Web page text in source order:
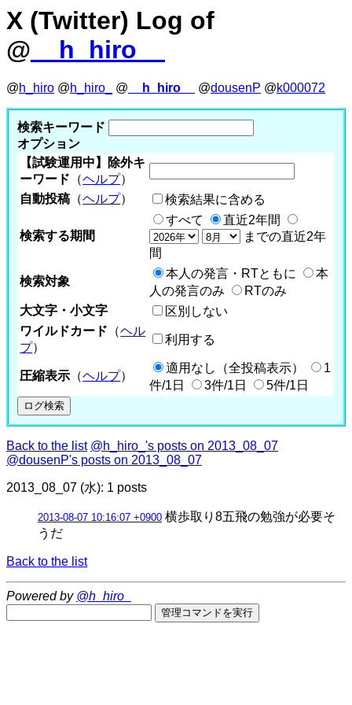
X (Twitter) Log of
@ __h_hiro__
@h_hiro @h_hiro_ @ __h_hiro__ @dousenP @k000072
検索キーワード
オプション
【試験運用中】除外キ
ーワード （ヘルプ）
自動投稿 （ヘルプ） 検索結果に含める
検索する期間
すべて
直近2年間
までの直近2年
間
検索対象
本人の発言・RTともに
本
人の発言のみ
RTのみ
大文字・小文字
区別しない
ワイルドカード （ヘル
プ）
利用する
圧縮表示 （ヘルプ）
適用なし（全投稿表示）
1
件/1日
3件/1日 5件/1日
Back to the list @h_hiro_'s posts on 2013_08_07
@dousenP's posts on 2013_08_07
2013_08_07 (水): 1 posts
2013-08-07 10:16:07 +0900 横歩取り8五飛の勉強が必要そ
うだ
Back to the list
Powered by @h_hiro_